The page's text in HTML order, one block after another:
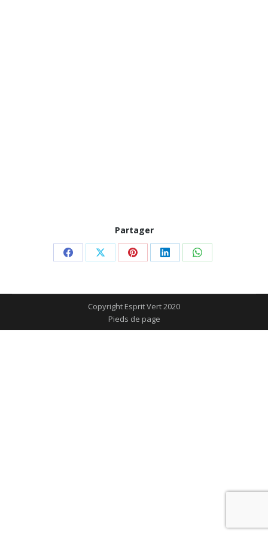
Partager
Partager
Facebook
Partager
X
Partager
Pinterest
Partager
LinkedIn
Partager
WhatsApp
Copyright Esprit Vert 2020
Pieds de page